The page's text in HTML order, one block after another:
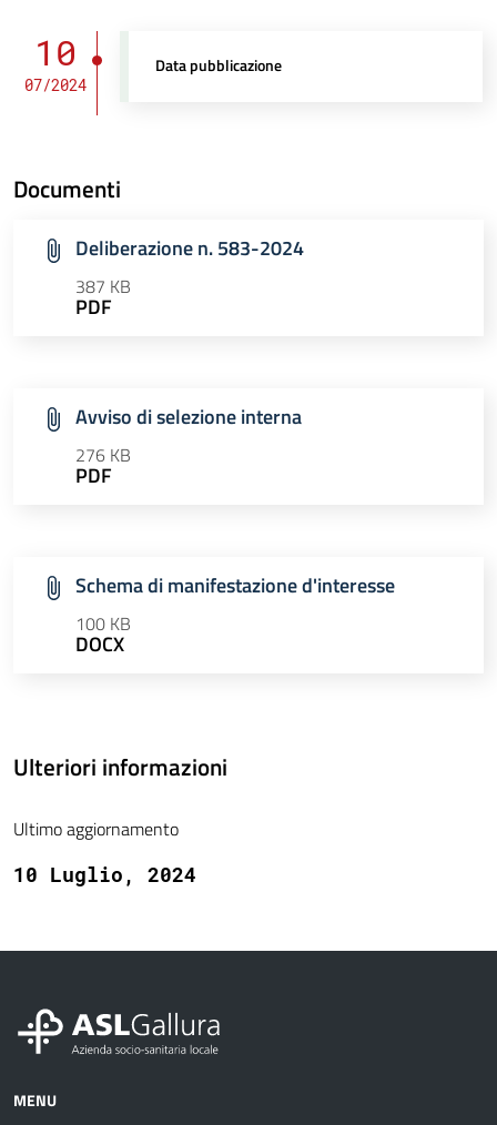
10
07/2024
Data pubblicazione
Documenti
Deliberazione n. 583-2024
387 KB
PDF
Avviso di selezione interna
276 KB
PDF
Schema di manifestazione d'interesse
100 KB
DOCX
Ulteriori informazioni
Ultimo aggiornamento
10 Luglio, 2024
MENU